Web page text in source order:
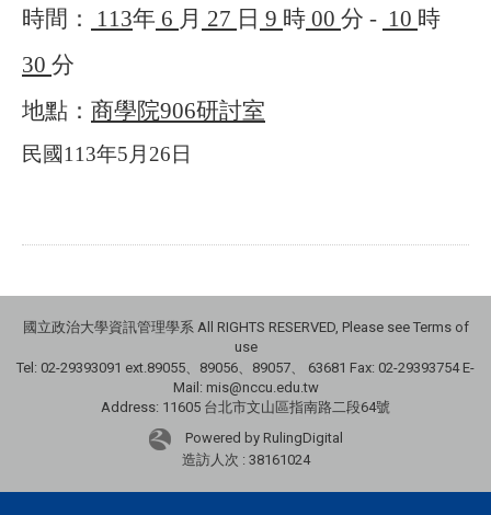
時間：
113年 6 月 27 日 9 時 00 分 - 10 時
30 分
地點： 商學院906研討室
民國113年5 月 26 日
國立政治大學資訊管理學系 All RIGHTS RESERVED, Please see Terms of
use
Tel: 02-29393091 ext.89055、89056、89057、
63681 Fax: 02-29393754 E-
Mail: mis@nccu.edu.tw
Address: 11605 台北市文山區指南路二段64號
Powered by RulingDigital
造訪人次 : 38161024